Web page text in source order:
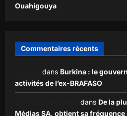
Ouahigouya
Commentaires récents
dans Burkina : le
activités de l’ex-BRAFASO
dans De la
Médias SA, obtient sa fréquence